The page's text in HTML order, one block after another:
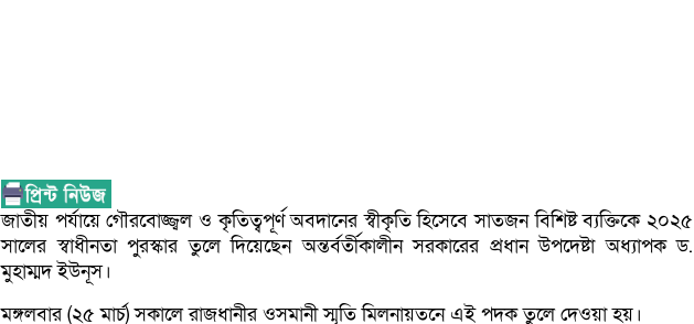
জাতীয় পর্যায়ে গৌরবোজ্জ্বল ও কৃতিত্বপূর্ণ অবদানের স্বীকৃতি হিসেবে সাতজন বিশিষ্ট ব্যক্তিকে ২০২৫
সালের স্বাধীনতা পুরস্কার তুলে দিয়েছেন অন্তর্বর্তীকালীন সরকারের প্রধান উপদেষ্টা অধ্যাপক ড.
মুহাম্মদ ইউনূস।
মঙ্গলবার (২৫ মার্চ) সকালে রাজধানীর ওসমানী স্মৃতি মিলনায়তনে এই পদক তুলে দেওয়া হয়।